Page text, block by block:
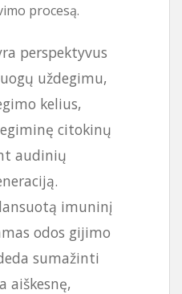
procesą.
perspektyvus
uždegimu,
kelius,
citokinų
audinių
imuninį
odos gijimo
sumažinti
aiškesnę,